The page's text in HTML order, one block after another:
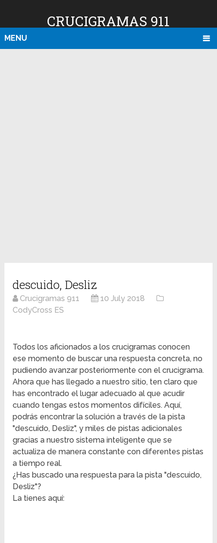
CRUCIGRAMAS 911
MENU
descuido, Desliz
Crucigramas 911
10 July 2018
CodyCross ES
Todos los aficionados a los crucigramas conocen
ese momento de buscar una respuesta concreta, no
pudiendo avanzar posteriormente con el crucigrama.
Ahora que has llegado a nuestro sitio, ten claro que
has encontrado el lugar adecuado al que acudir
cuando tengas estos momentos difíciles. Aquí,
podrás encontrar la solución a través de la pista
"descuido, Desliz", y miles de pistas adicionales
gracias a nuestro sistema inteligente que se
actualiza de manera constante con diferentes pistas
a tiempo real.
¿Has buscado una respuesta para la pista "descuido,
Desliz"?
La tienes aquí: